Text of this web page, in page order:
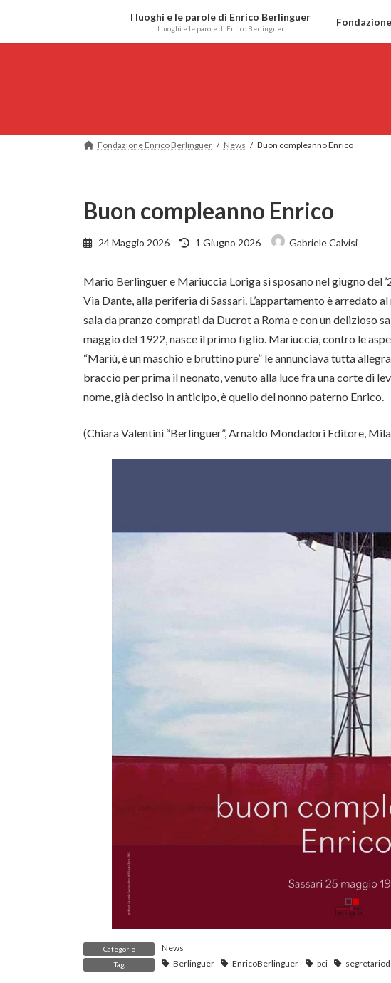
I luoghi e le parole di Enrico Berlinguer
I luoghi e le parole di Enrico Berlinguer
Fondazione
Fondazione Enrico Berlinguer News Buon compleanno Enrico
Buon compleanno Enrico
24 Maggio 2026
Ultimo
aggiornamento
1 Giugno 2026 Gabriele Calvisi
Mario Berlinguer e Mariuccia Loriga si sposano nel giugno del
Via Dante, alla periferia di Sassari. L’appartamento è arredato
sala da pranzo comprati da Ducrot a Roma e con un delizioso
maggio del 1922, nasce il primo figlio. Mariuccia, contro le
“Mariù, è un maschio e bruttino pure” le annunciava tutta
braccio per prima il neonato, venuto alla luce fra una corte di
nome, già deciso in anticipo, è quello del nonno paterno Enrico.
(Chiara Valentini “Berlinguer”, Arnaldo Mondadori Editore,
Categorie News
Tag Berlinguer EnricoBerlinguer pci